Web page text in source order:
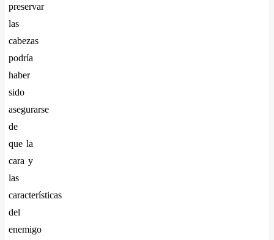
preservar
las
cabezas
podría
haber
sido
asegurarse
de
que la
cara y
las
características
del
enemigo